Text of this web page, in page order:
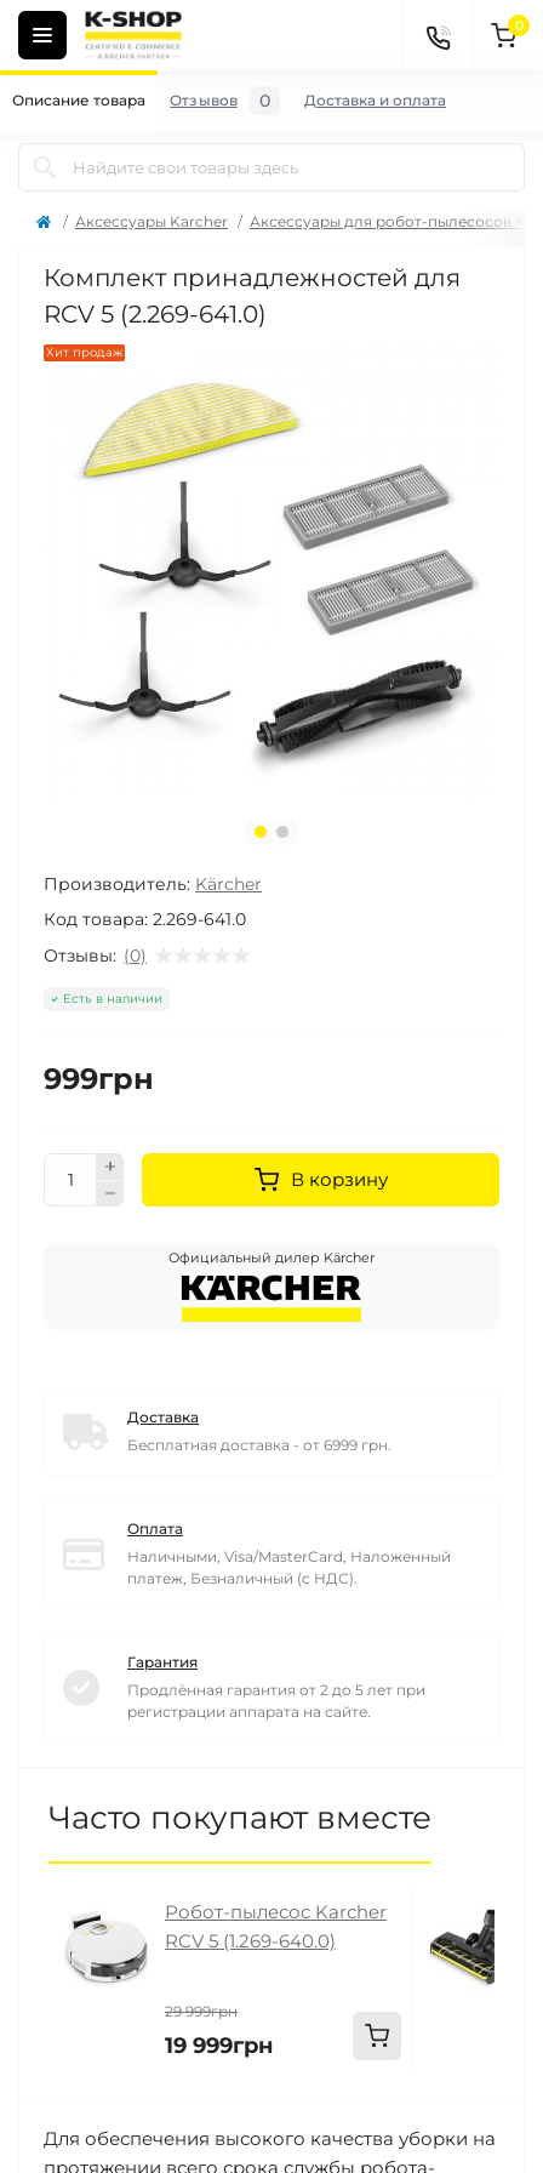
0
Аксессуары Karcher Аксессуары для робот-пылесосов
Комплект принадлежностей для
RCV 5 (2.269-641.0)
Хит продаж
Производитель: Kärcher
Код товара: 2.269-641.0
Отзывы: (0)
Есть в наличии
999грн
В корзину
Официальный дилер Kärcher
Доставка
Бесплатная доставка - от 6999 грн.
Оплата
Наличными, Visa/MasterCard, Наложенный
платеж, Безналичный (с НДС).
Гарантия
Продлённая гарантия от 2 до 5 лет при
регистрации аппарата на сайте.
Часто покупают вместе
Робот-пылесос Karcher
RCV 5 (1.269-640.0)
29 999грн
19 999грн
Описание товара Отзывов 0 Доставка и оплата
Для обеспечения высокого качества уборки на
протяжении всего срока службы робота-